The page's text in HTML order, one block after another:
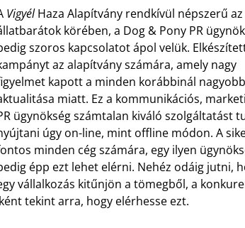
VigyélHaza Alapítvány rendkívül népszerű az
körében, a Dog & Pony PR
szoros kapcsolatot ápol velük.
az alapítvány számára, amely nagy
kapott a minden korábbinál nagyobb
miatt. Ez a kommunikációs,
ügynökség számtalan kiváló szolgáltatást
úgy on-line, mint offline módon. A
minden cég számára, egy ilyen
épp ezt lehet elérni. Nehéz odáig jutni,
vállalkozás kitűnjön a tömegből, a
tekint arra, hogy elérhesse ezt.